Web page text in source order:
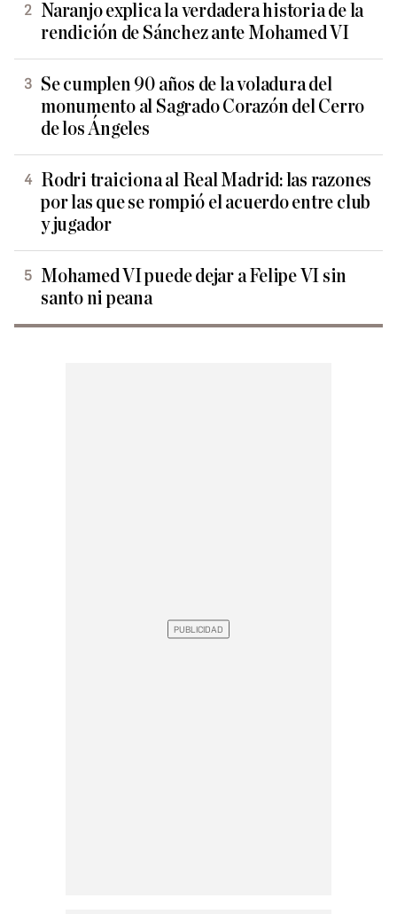
Naranjo explica la verdadera historia de la
rendición de Sánchez ante Mohamed VI
Se cumplen 90 años de la voladura del
monumento al Sagrado Corazón del Cerro
de los Ángeles
Rodri traiciona al Real Madrid: las razones
por las que se rompió el acuerdo entre club
y jugador
Mohamed VI puede dejar a Felipe VI sin
santo ni peana